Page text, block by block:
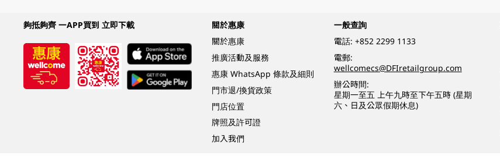
夠抵夠齊 一APP買到 立即下載
關於惠康
關於惠康
推廣活動及服務
惠康 WhatsApp 條款及細則
門市退/換貨政策
門店位置
牌照及許可證
加入我們
一般查詢
電話: +852 2299 1133
電郵:
wellcomecs@DFIretailgroup.com
辦公時間:
星期一至五 上午九時至下午五時 (星期
六、日及公眾假期休息)